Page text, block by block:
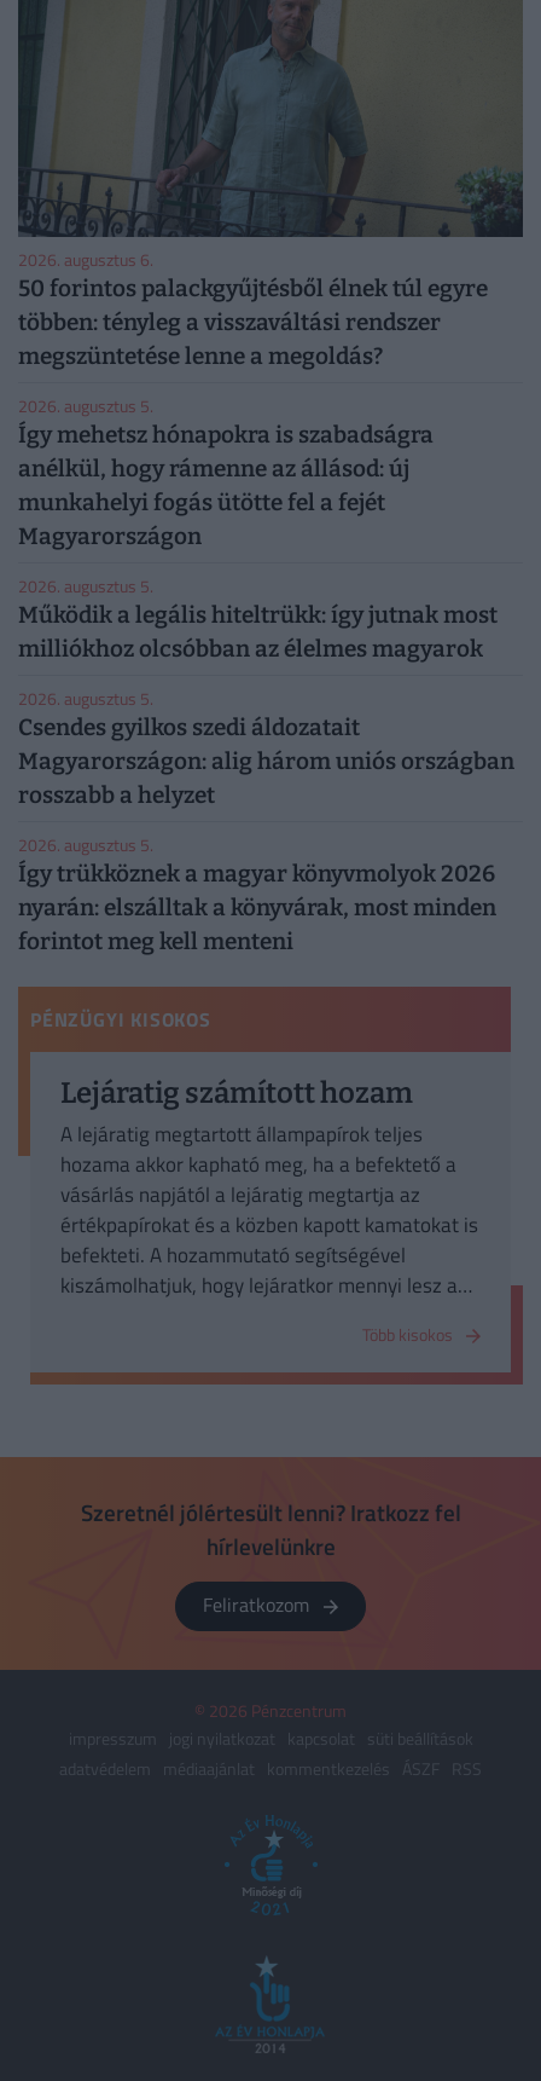
2026. augusztus 6.
50 forintos palackgyűjtésből élnek túl egyre
többen: tényleg a visszaváltási rendszer
megszüntetése lenne a megoldás?
2026. augusztus 5.
Így mehetsz hónapokra is szabadságra
anélkül, hogy rámenne az állásod: új
munkahelyi fogás ütötte fel a fejét
Magyarországon
2026. augusztus 5.
Működik a legális hiteltrükk: így jutnak most
milliókhoz olcsóbban az élelmes magyarok
2026. augusztus 5.
Csendes gyilkos szedi áldozatait
Magyarországon: alig három uniós országban
rosszabb a helyzet
2026. augusztus 5.
Így trükköznek a magyar könyvmolyok 2026
nyarán: elszálltak a könyvárak, most minden
forintot meg kell menteni
PÉNZÜGYI KISOKOS
Lejáratig számított hozam
A lejáratig megtartott állampapírok teljes
hozama akkor kapható meg, ha a befektető a
vásárlás napjától a lejáratig megtartja az
értékpapírokat és a közben kapott kamatokat is
befekteti. A hozammutató segítségével
kiszámolhatjuk, hogy lejáratkor mennyi lesz a
Több kisokos
Szeretnél jólértesült lenni? Iratkozz fel
hírlevelünkre
Feliratkozom
© 2026 Pénzcentrum
impresszum
jogi nyilatkozat kapcsolat
süti beállítások
adatvédelem
médiaajánlat kommentkezelés ÁSZF RSS